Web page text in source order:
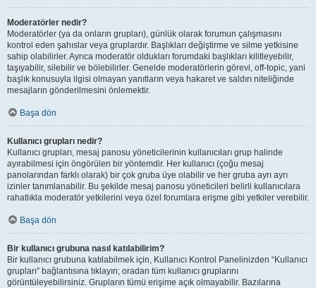
Moderatörler nedir?
Moderatörler (ya da onların grupları), günlük olarak forumun çalışmasını
kontrol eden şahıslar veya gruplardır. Başlıkları değiştirme ve silme yetkisine
sahip olabilirler. Ayrıca moderatör oldukları forumdaki başlıkları kilitleyebilir,
taşıyabilir, silebilir ve bölebilirler. Genelde moderatörlerin görevi, off-topic, yani
başlık konusuyla ilgisi olmayan yanıtların veya hakaret ve saldırı niteliğinde
mesajların gönderilmesini önlemektir.
Başa dön
Kullanıcı grupları nedir?
Kullanıcı grupları, mesaj panosu yöneticilerinin kullanıcıları grup halinde
ayırabilmesi için öngörülen bir yöntemdir. Her kullanıcı (çoğu mesaj
panolarından farklı olarak) bir çok gruba üye olabilir ve her gruba ayrı ayrı
izinler tanımlanabilir. Bu şekilde mesaj panosu yöneticileri belirli kullanıcılara
rahatlıkla moderatör yetkilerini veya özel forumlara erişme gibi yetkiler verebilir.
Başa dön
Bir kullanıcı grubuna nasıl katılabilirim?
Bir kullanıcı grubuna katılabilmek için, Kullanıcı Kontrol Panelinizden “Kullanıcı
grupları” bağlantısına tıklayın; oradan tüm kullanıcı gruplarını
görüntüleyebilirsiniz. Grupların tümü erişime açık olmayabilir. Bazılarına